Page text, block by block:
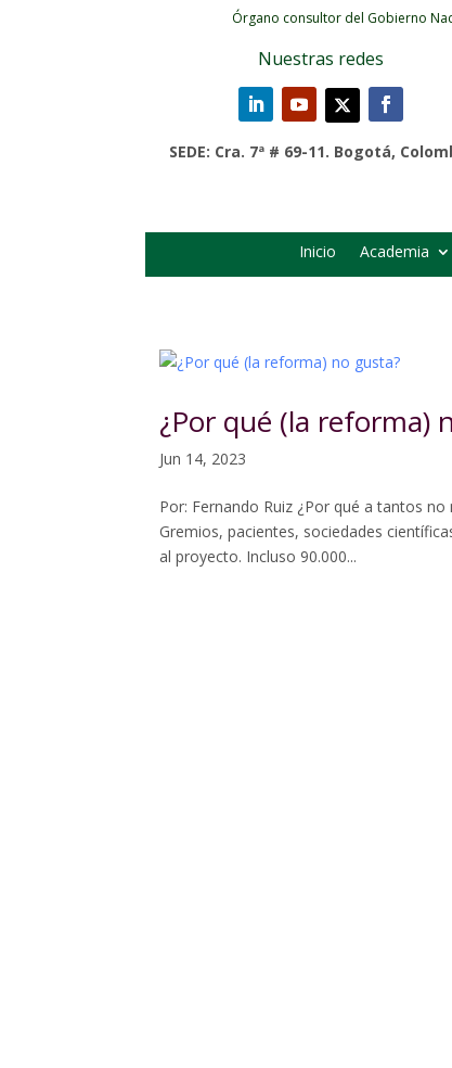
Órgano consultor del Gobierno
Nuestras redes
SEDE: Cra. 7ª # 69-11. Bogotá,
Inicio Academia
¿Por qué (la reforma)
Jun 14, 2023
Por: Fernando Ruiz ¿Por qué a tantos
Gremios, pacientes, sociedades
al proyecto. Incluso 90.000...